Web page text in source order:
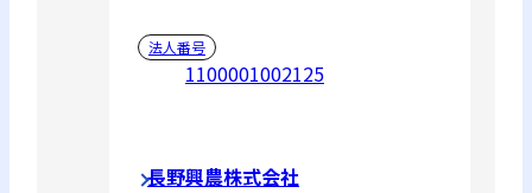
法人番号
1100001002125
長野興農株式会社